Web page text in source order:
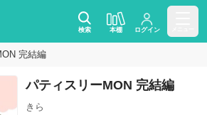
検索 本棚 ログイン
完結編
パティスリーMON 完結編
きら